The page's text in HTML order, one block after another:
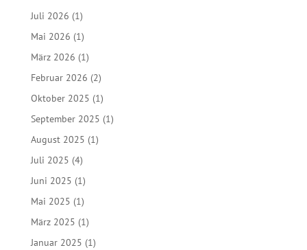
Juli 2026 (1)
Mai 2026 (1)
März 2026 (1)
Februar 2026 (2)
Oktober 2025 (1)
September 2025 (1)
August 2025 (1)
Juli 2025 (4)
Juni 2025 (1)
Mai 2025 (1)
März 2025 (1)
Januar 2025 (1)